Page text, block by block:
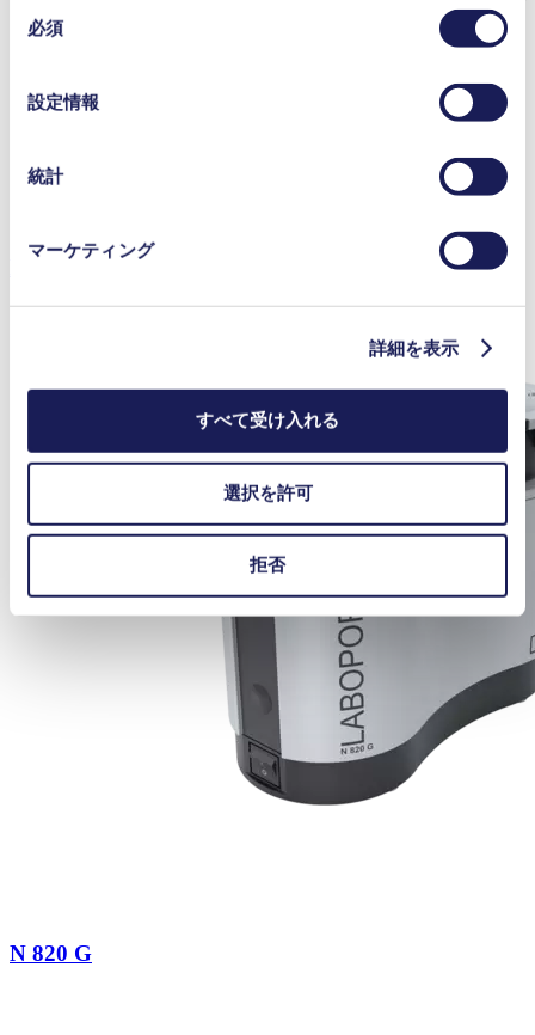
データと組み合わせる場合があります。お客様の同意登
録は、ウェブサイトの末尾に記載されている「Cookies」
をクリックし、チェックマークを外していただけば、い
つでも取り消すことができます。
保存期間の詳細については、当社の[プライバシーポリシ
必須
設定情報
統計
マーケティング
詳細を表示
すべて受け入れる
選択を許可
拒否
N 820 G